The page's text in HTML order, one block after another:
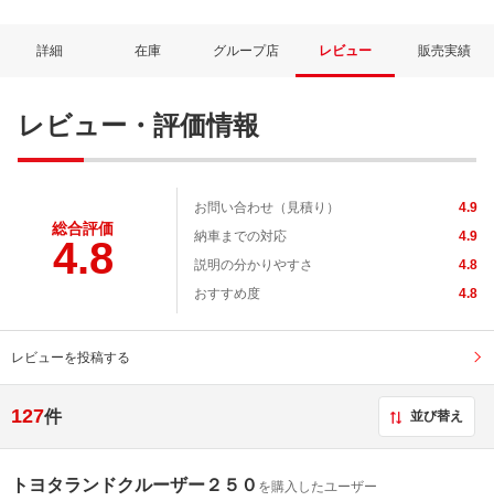
詳細 在庫 グループ店 レビュー 販売実績
レビュー・評価情報
総合評価
4.8
お問い合わせ（見積り）
4.9
納車までの対応
4.9
説明の分かりやすさ
4.8
おすすめ度
4.8
レビューを投稿する
127件 並び替え
トヨタランドクルーザー２５０ を購入したユーザー